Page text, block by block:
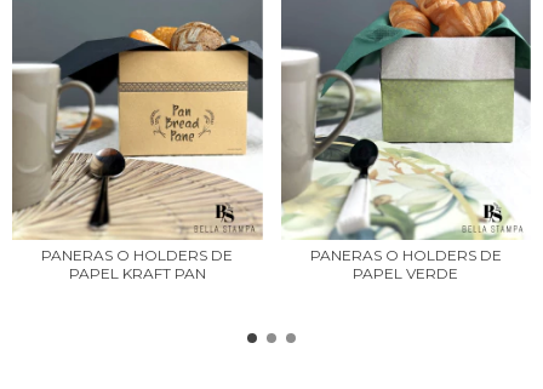
PANERAS O HOLDERS DE
PAPEL KRAFT PAN
PANERAS O HOLDERS DE
PAPEL VERDE